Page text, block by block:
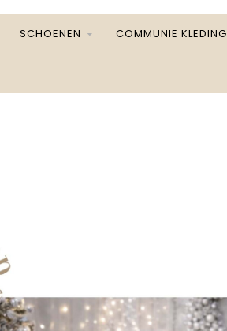
SCHOENEN COMMUNIE KLEDING